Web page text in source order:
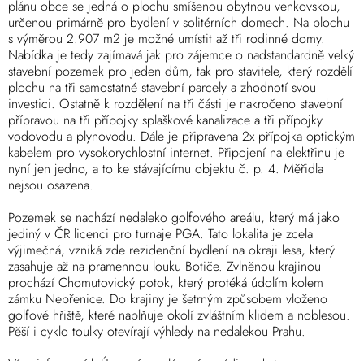
plánu obce se jedná o plochu smíšenou obytnou venkovskou,
určenou primárně pro bydlení v solitérních domech. Na plochu
s výměrou 2.907 m2 je možné umístit až tři rodinné domy.
Nabídka je tedy zajímavá jak pro zájemce o nadstandardně velký
stavební pozemek pro jeden dům, tak pro stavitele, který rozdělí
plochu na tři samostatné stavební parcely a zhodnotí svou
investici. Ostatně k rozdělení na tři části je nakročeno stavební
přípravou na tři přípojky splaškové kanalizace a tři přípojky
vodovodu a plynovodu. Dále je připravena 2x přípojka optickým
kabelem pro vysokorychlostní internet. Připojení na elektřinu je
nyní jen jedno, a to ke stávajícímu objektu č. p. 4. Měřidla
nejsou osazena.
Pozemek se nachází nedaleko golfového areálu, který má jako
jediný v ČR licenci pro turnaje PGA. Tato lokalita je zcela
výjimečná, vzniká zde rezidenční bydlení na okraji lesa, který
zasahuje až na pramennou louku Botiče. Zvlněnou krajinou
prochází Chomutovický potok, který protéká údolím kolem
zámku Nebřenice. Do krajiny je šetrným způsobem vloženo
golfové hřiště, které naplňuje okolí zvláštním klidem a noblesou.
Pěší i cyklo toulky otevírají výhledy na nedalekou Prahu.